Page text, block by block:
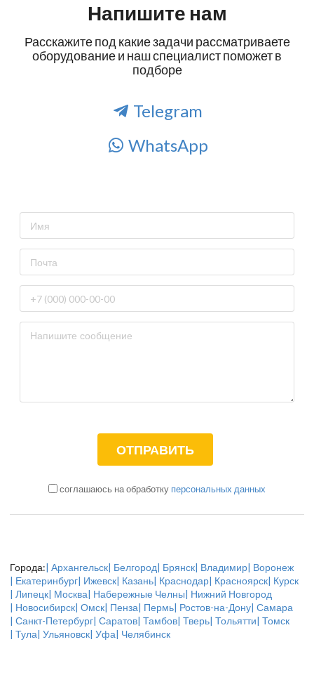
Напишите нам
Расскажите под какие задачи рассматриваете
оборудование и наш специалист поможет в
подборе
Telegram
WhatsApp
соглашаюсь на обработку персональных данных
Города:| Архангельск| Белгород| Брянск| Владимир| Воронеж
| Екатеринбург| Ижевск| Казань| Краснодар| Красноярск| Курск
| Липецк| Москва| Набережные Челны| Нижний Новгород
| Новосибирск| Омск| Пенза| Пермь| Ростов-на-Дону| Самара
| Санкт-Петербург| Саратов| Тамбов| Тверь| Тольятти| Томск
| Тула| Ульяновск| Уфа| Челябинск